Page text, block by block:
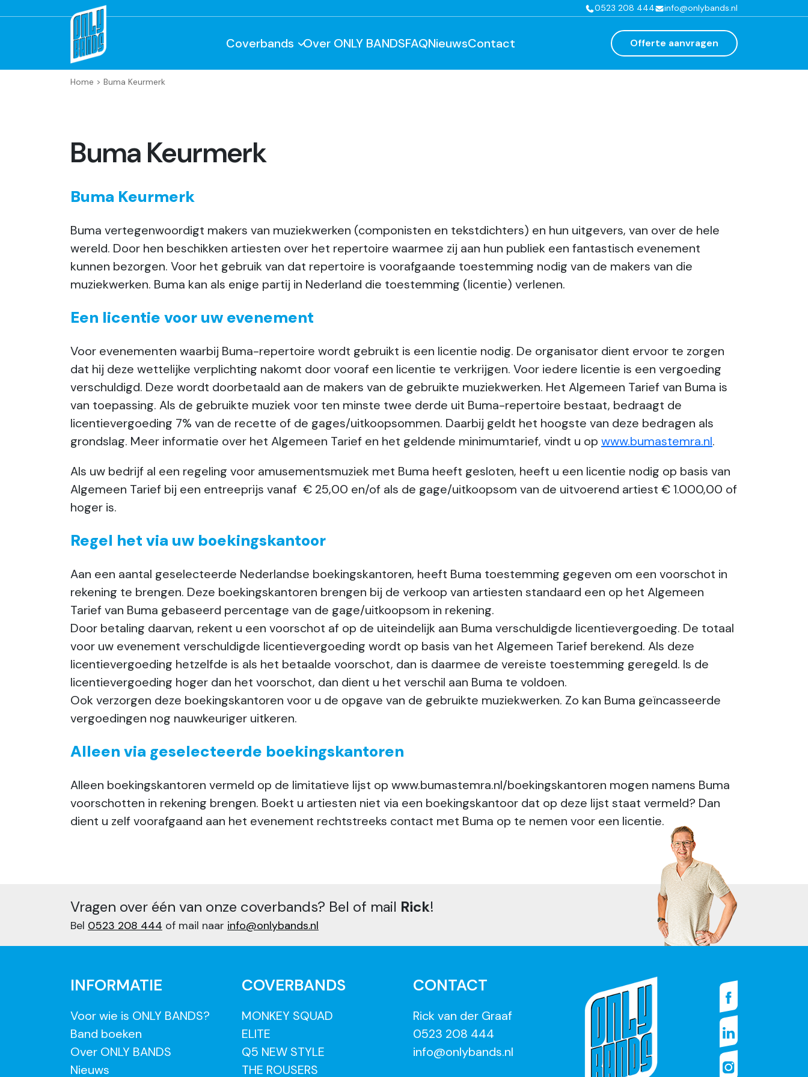
0523 208 444 info@onlybands.nl
Coverbands Over ONLY BANDSFAQNieuwsContact Offerte aanvragen
Home > Buma Keurmerk
Buma Keurmerk
Buma Keurmerk
Buma vertegenwoordigt makers van muziekwerken (componisten en tekstdichters) en hun uitgevers, van over de hele
wereld. Door hen beschikken artiesten over het repertoire waarmee zij aan hun publiek een fantastisch evenement
kunnen bezorgen. Voor het gebruik van dat repertoire is voorafgaande toestemming nodig van de makers van die
muziekwerken. Buma kan als enige partij in Nederland die toestemming (licentie) verlenen.
Een licentie voor uw evenement
Voor evenementen waarbij Buma-repertoire wordt gebruikt is een licentie nodig. De organisator dient ervoor te zorgen
dat hij deze wettelijke verplichting nakomt door vooraf een licentie te verkrijgen. Voor iedere licentie is een vergoeding
verschuldigd. Deze wordt doorbetaald aan de makers van de gebruikte muziekwerken. Het Algemeen Tarief van Buma is
van toepassing. Als de gebruikte muziek voor ten minste twee derde uit Buma-repertoire bestaat, bedraagt de
licentievergoeding 7% van de recette of de gages/uitkoopsommen. Daarbij geldt het hoogste van deze bedragen als
grondslag. Meer informatie over het Algemeen Tarief en het geldende minimumtarief, vindt u op www.bumastemra.nl.
Als uw bedrijf al een regeling voor amusementsmuziek met Buma heeft gesloten, heeft u een licentie nodig op basis van
Algemeen Tarief bij een entreeprijs vanaf € 25,00 en/of als de gage/uitkoopsom van de uitvoerend artiest € 1.000,00 of
hoger is.
Regel het via uw boekingskantoor
Aan een aantal geselecteerde Nederlandse boekingskantoren, heeft Buma toestemming gegeven om een voorschot in
rekening te brengen. Deze boekingskantoren brengen bij de verkoop van artiesten standaard een op het Algemeen
Tarief van Buma gebaseerd percentage van de gage/uitkoopsom in rekening.
Door betaling daarvan, rekent u een voorschot af op de uiteindelijk aan Buma verschuldigde licentievergoeding. De totaal
voor uw evenement verschuldigde licentievergoeding wordt op basis van het Algemeen Tarief berekend. Als deze
licentievergoeding hetzelfde is als het betaalde voorschot, dan is daarmee de vereiste toestemming geregeld. Is de
licentievergoeding hoger dan het voorschot, dan dient u het verschil aan Buma te voldoen.
Ook verzorgen deze boekingskantoren voor u de opgave van de gebruikte muziekwerken. Zo kan Buma geïncasseerde
vergoedingen nog nauwkeuriger uitkeren.
Alleen via geselecteerde boekingskantoren
Alleen boekingskantoren vermeld op de limitatieve lijst op www.bumastemra.nl/boekingskantoren mogen namens Buma
voorschotten in rekening brengen. Boekt u artiesten niet via een boekingskantoor dat op deze lijst staat vermeld? Dan
dient u zelf voorafgaand aan het evenement rechtstreeks contact met Buma op te nemen voor een licentie.
Vragen over één van onze coverbands? Bel of mail Rick!
Bel 0523 208 444 of mail naar info@onlybands.nl
INFORMATIE
Voor wie is ONLY BANDS?
Band boeken
Over ONLY BANDS
Nieuws
COVERBANDS
MONKEY SQUAD
ELITE
Q5 NEW STYLE
THE ROUSERS
CONTACT
Rick van der Graaf
0523 208 444
info@onlybands.nl